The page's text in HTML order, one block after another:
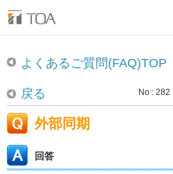
よくあるご質問(FAQ)TOP
戻る No : 282
外部同期
回答